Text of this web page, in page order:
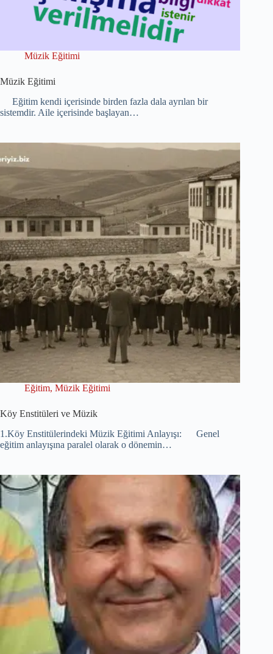
Müzik Eğitimi
Müzik Eğitimi
Eğitim kendi içerisinde birden fazla dala ayrılan bir
sistemdir. Aile içerisinde başlayan…
Eğitim, Müzik Eğitimi
Köy Enstitüleri ve Müzik
1.Köy Enstitülerindeki Müzik Eğitimi Anlayışı: Genel
eğitim anlayışına paralel olarak o dönemin…